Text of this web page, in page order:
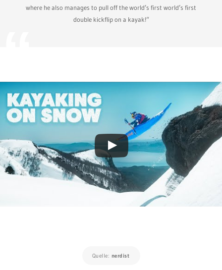
where he also manages to pull off the world’s first world’s first
double kickflip on a kayak!“
Quelle: nerdist